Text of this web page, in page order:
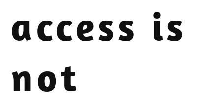
access is
not